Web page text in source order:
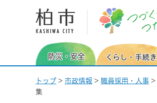
柏市 つづくを、つなぐ。
防災・安全 くらし・手続き
トップ > 市政情報 > 職員採用・人事 >
集